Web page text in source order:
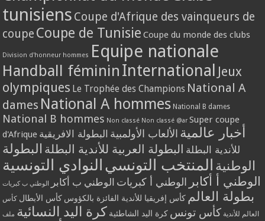
tunisiens Coupe d'Afrique des vainqueurs de
coupe Coupe de Tunisie Coupe du monde des clubs
Division d'honneur hommes Equipe nationale
Handball féminin International Jeux
olympiques Le Trophée des Champions National A
dames National A hommes National B dames
National B hommes Non classé Non classé @ar Super coupe
d'Afrique
أخبار عالمية الألعاب الأولمبية البطولة الافريقية
للأندية البطلة البطولة العربية للأندية البطلة البطولة
الوطنية المنتخب التونسي النوادي التونسية
الوطني أ أكابر الوطني أ كبريات الوطني ب أكابر الوطني ب كبريات
بطولة العالم كأس إفريقيا للأندية الفائزة بالكؤوس كأس الأبطال كأس
العالم للأندية كأس تونس كرة اليد الشاطئية كرة اليد النسائية ملف